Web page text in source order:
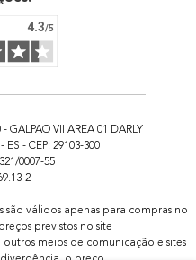
GALPAO VII AREA 01 DARLY
ES - CEP: 29103-300
0007-55
2
são válidos apenas para compras no
previstos no site
meios de comunicação e sites